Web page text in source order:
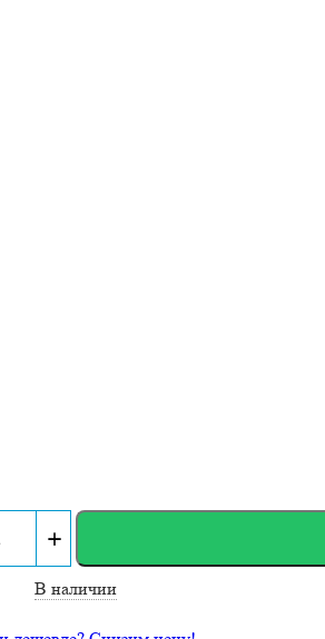
+
В наличии